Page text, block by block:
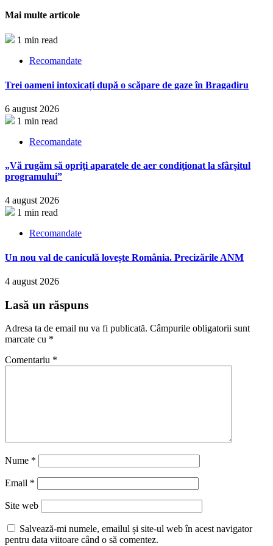
Mai multe articole
1 min read
Recomandate
Trei oameni intoxicați după o scăpare de gaze în Bragadiru
6 august 2026
1 min read
Recomandate
„Vă rugăm să opriţi aparatele de aer condiţionat la sfârşitul
programului”
4 august 2026
1 min read
Recomandate
Un nou val de caniculă lovește România. Precizările ANM
4 august 2026
Lasă un răspuns
Adresa ta de email nu va fi publicată. Câmpurile obligatorii sunt
marcate cu *
Comentariu *
Nume *
Email *
Site web
Salvează-mi numele, emailul și site-ul web în acest navigator
pentru data viitoare când o să comentez.